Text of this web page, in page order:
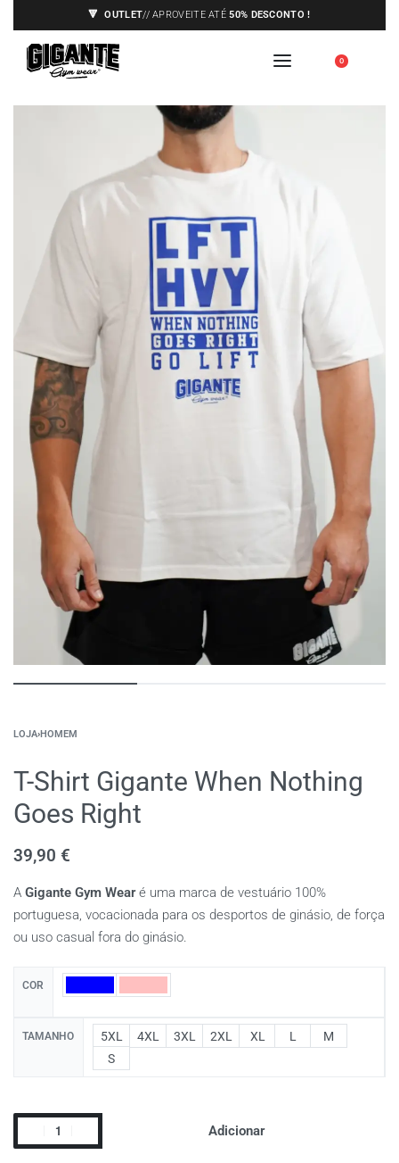
🔻OUTLET// APROVEITE ATÉ50% DESCONTO !
🇪🇺ENVIOS APENAS PARA A EUROPA, 0
LOJA›HOMEM
T-Shirt Gigante When Nothing
Goes Right
39,90 €
A Gigante Gym Wearé uma marca de vestuário 100%
portuguesa, vocacionada para os desportos de ginásio, de força
ou uso casual fora do ginásio.
COR
TAMANHO 5XL 4XL 3XL 2XL XL L
M
S
Adicionar